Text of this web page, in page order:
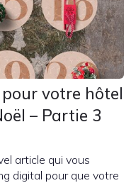
votre hôtel
– Partie 3
article qui vous
digital pour que votre